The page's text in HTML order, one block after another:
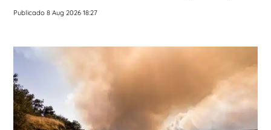
Publicado 8 Aug 2026 18:27